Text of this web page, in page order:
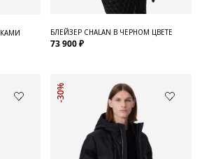
БЛЕЙЗЕР CHALAN В ЧЕРНОМ ЦВЕТЕ
73 900 ₽
-30%